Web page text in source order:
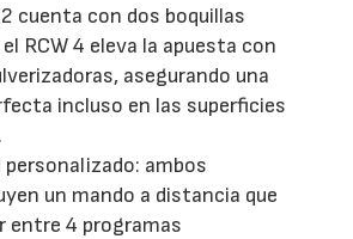
cuenta con dos boquillas
RCW 4 eleva la apuesta con
asegurando una
incluso en las superficies
ambos
un mando a distancia que
entre 4 programas